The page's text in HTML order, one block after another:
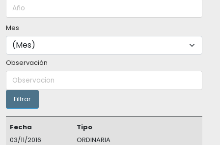
Mes
Observación
Fecha
03/11/2016
Tipo
ORDINARIA